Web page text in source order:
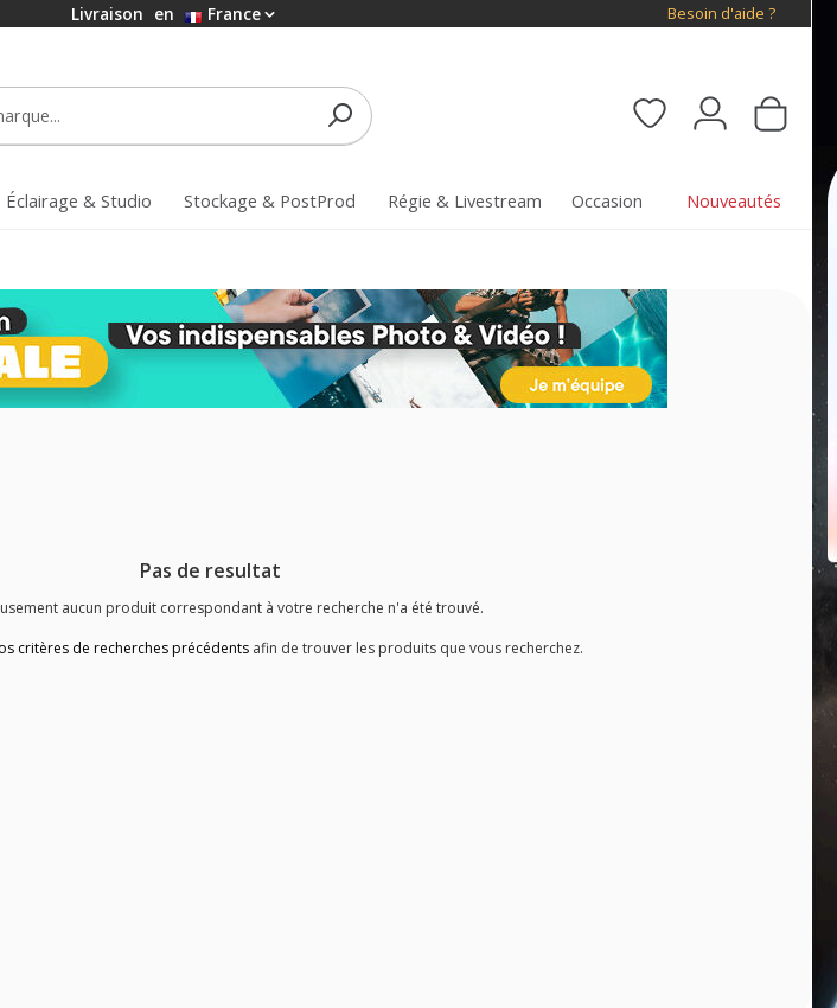
Livraison en France Besoin d'aide ?
Éclairage & Studio Stockage & PostProd Régie & Livestream Occasion Nouveautés
Pas de resultat
aucun produit correspondant à votre recherche n'a été trouvé.
critères de recherches précédentsafin de trouver les produits que vous recherchez.